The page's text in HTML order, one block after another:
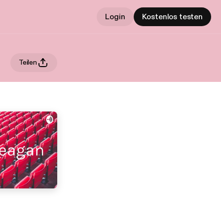
Login Kostenlos testen
Teilen